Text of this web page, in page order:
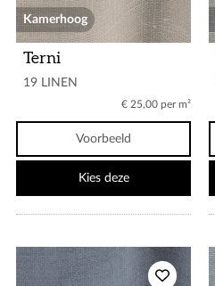
Kamerhoog
Terni
19 LINEN
€ 25,00 per m²
Voorbeeld
Kies deze